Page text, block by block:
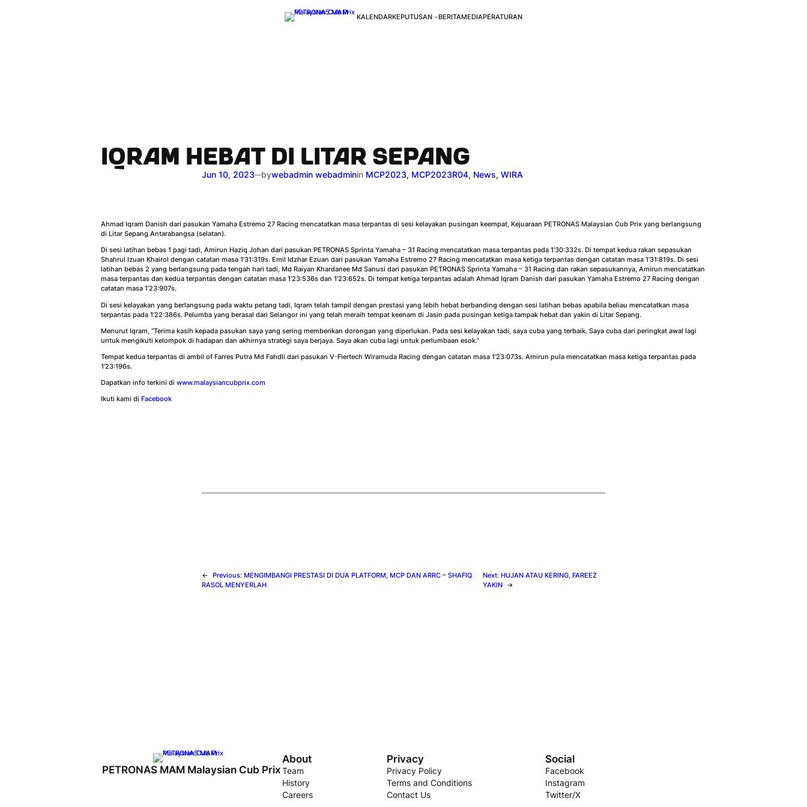
KALENDARKEPUTUSAN BERITAMEDIAPERATURAN
IQRAM HEBAT DI LITAR SEPANG
Jun 10, 2023—bywebadmin webadminin MCP2023, MCP2023R04, News, WIRA
Ahmad Iqram Danish dari pasukan Yamaha Estremo 27 Racing mencatatkan masa terpantas di sesi kelayakan pusingan keempat, Kejuaraan PETRONAS Malaysian Cub Prix yang berlangsung
di Litar Sepang Antarabangsa (selatan).
Di sesi latihan bebas 1 pagi tadi, Amirun Haziq Johan dari pasukan PETRONAS Sprinta Yamaha – 31 Racing mencatatkan masa terpantas pada 1’30:332s. Di tempat kedua rakan sepasukan
Shahrul Izuan Khairol dengan catatan masa 1’31:319s. Emil Idzhar Ezuan dari pasukan Yamaha Estremo 27 Racing mencatatkan masa ketiga terpantas dengan catatan masa 1’31:819s. Di sesi
latihan bebas 2 yang berlangsung pada tengah hari tadi, Md Raiyan Khardanee Md Sanusi dari pasukan PETRONAS Sprinta Yamaha – 31 Racing dan rakan sepasukannya, Amirun mencatatkan
masa terpantas dan kedua terpantas dengan catatan masa 1’23:536s dan 1’23:652s. Di tempat ketiga terpantas adalah Ahmad Iqram Danish dari pasukan Yamaha Estremo 27 Racing dengan
catatan masa 1’23:907s.
Di sesi kelayakan yang berlangsung pada waktu petang tadi, Iqram telah tampil dengan prestasi yang lebih hebat berbanding dengan sesi latihan bebas apabila beliau mencatatkan masa
terpantas pada 1’22:386s. Pelumba yang berasal dari Selangor ini yang telah meraih tempat keenam di Jasin pada pusingan ketiga tampak hebat dan yakin di Litar Sepang.
Menurut Iqram, “Terima kasih kepada pasukan saya yang sering memberikan dorongan yang diperlukan. Pada sesi kelayakan tadi, saya cuba yang terbaik. Saya cuba dari peringkat awal lagi
untuk mengikuti kelompok di hadapan dan akhirnya strategi saya berjaya. Saya akan cuba lagi untuk perlumbaan esok.”
Tempat kedua terpantas di ambil of Farres Putra Md Fahdli dari pasukan V-Fiertech Wiramuda Racing dengan catatan masa 1’23:073s. Amirun pula mencatatkan masa ketiga terpantas pada
1’23:196s.
Dapatkan info terkini di www.malaysiancubprix.com
Ikuti kami di Facebook
← Previous: MENGIMBANGI PRESTASI DI DUA PLATFORM, MCP DAN ARRC – SHAFIQ
RASOL MENYERLAH
Next:HUJAN ATAU KERING, FAREEZ
YAKIN →
PETRONAS MAM Malaysian Cub Prix
About
Team
History
Careers
Privacy
Privacy Policy
Terms and Conditions
Contact Us
Social
Facebook
Instagram
Twitter/X